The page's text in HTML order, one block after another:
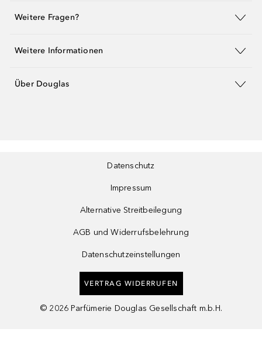
Weitere Fragen?
Weitere Informationen
Über Douglas
Datenschutz
Impressum
Alternative Streitbeilegung
AGB und Widerrufsbelehrung
Datenschutzeinstellungen
VERTRAG WIDERRUFEN
© 2026 Parfümerie Douglas Gesellschaft m.b.H.